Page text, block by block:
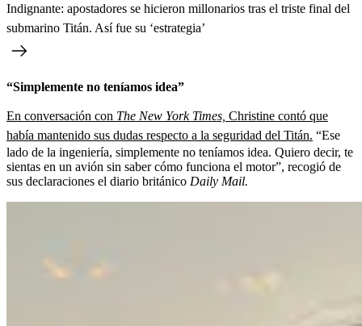
Indignante: apostadores se hicieron millonarios tras el triste final del
submarino Titán. Así fue su ‘estrategia’
“Simplemente no teníamos idea”
En conversación con The New York Times, Christine contó que
había mantenido sus dudas respecto a la seguridad del Titán. “Ese
lado de la ingeniería, simplemente no teníamos idea. Quiero decir, te
sientas en un avión sin saber cómo funciona el motor”, recogió de
sus declaraciones el diario británico Daily Mail.